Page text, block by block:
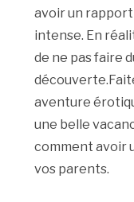
avoir un
intense. En
de ne pas faire
aventure
une belle
comment avoir
vos parents.